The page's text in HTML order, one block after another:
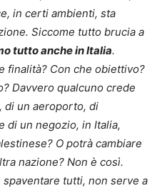
in certi ambienti, sta
Siccome tutto brucia a
tutto anche in Italia.
finalità? Con che obiettivo?
Davvero qualcuno crede
di un aeroporto, di
di un negozio, in Italia,
O potrà cambiare
nazione? Non è così.
tutti, non serve a